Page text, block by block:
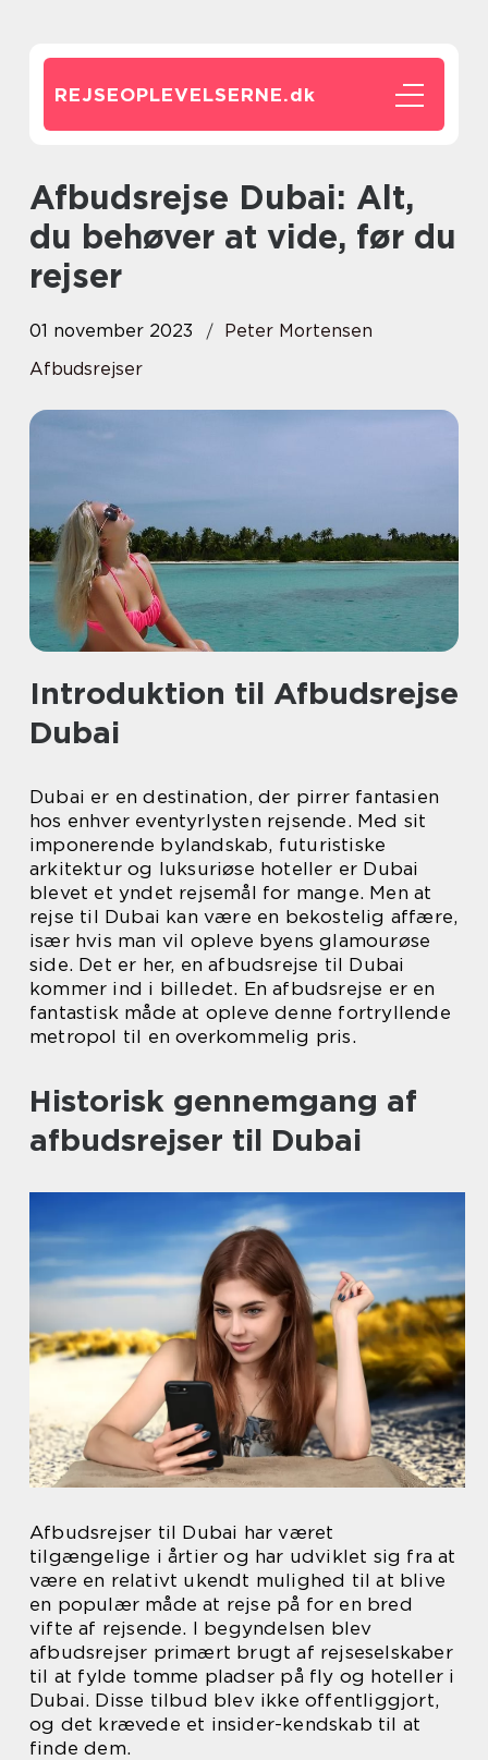
REJSEOPLEVELSERNE.dk
Afbudsrejse Dubai: Alt,
du behøver at vide, før du
rejser
01 november 2023
Peter Mortensen
Afbudsrejser
Introduktion til Afbudsrejse
Dubai
Dubai er en destination, der pirrer fantasien
hos enhver eventyrlysten rejsende. Med sit
imponerende bylandskab, futuristiske
arkitektur og luksuriøse hoteller er Dubai
blevet et yndet rejsemål for mange. Men at
rejse til Dubai kan være en bekostelig affære,
især hvis man vil opleve byens glamourøse
side. Det er her, en afbudsrejse til Dubai
kommer ind i billedet. En afbudsrejse er en
fantastisk måde at opleve denne fortryllende
metropol til en overkommelig pris.
Historisk gennemgang af
afbudsrejser til Dubai
Afbudsrejser til Dubai har været
tilgængelige i årtier og har udviklet sig fra at
være en relativt ukendt mulighed til at blive
en populær måde at rejse på for en bred
vifte af rejsende. I begyndelsen blev
afbudsrejser primært brugt af rejseselskaber
til at fylde tomme pladser på fly og hoteller i
Dubai. Disse tilbud blev ikke offentliggjort,
og det krævede et insider-kendskab til at
finde dem.